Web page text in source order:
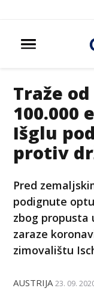
Traže
100.000
Išglu
protiv
Pred
podignute
zbog propusta
zaraze
zimovalištu
AUSTRIJA 23. 09.